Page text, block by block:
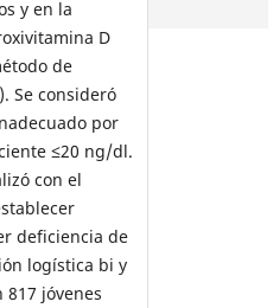
y en la
D
de
Se consideró
por
≤20 ng/dl.
con el
deficiencia de
logística bi y
jóvenes